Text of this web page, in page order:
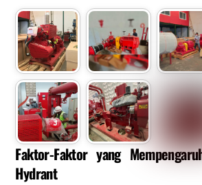
Faktor-Faktor yang
Hydrant